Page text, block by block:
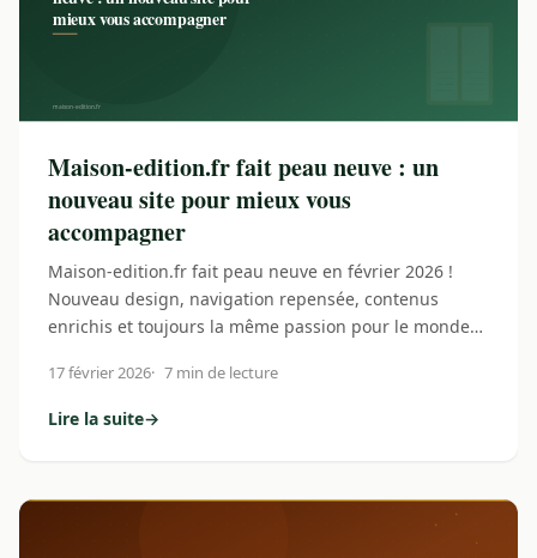
Maison-edition.fr fait peau neuve : un
nouveau site pour mieux vous
accompagner
Maison-edition.fr fait peau neuve en février 2026 !
Nouveau design, navigation repensée, contenus
enrichis et toujours la même passion pour le monde…
17 février 2026 7 min de lecture
Lire la suite
: Maison-edition.fr fait peau neuve : un nouveau site pour
→